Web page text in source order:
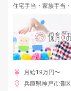
月給19万円〜
兵庫県神戸市灘区